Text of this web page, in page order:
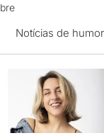
Notícias de humor